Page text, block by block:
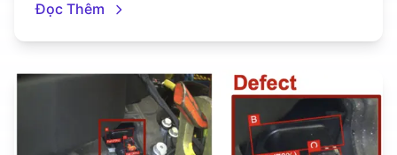
Đọc Thêm